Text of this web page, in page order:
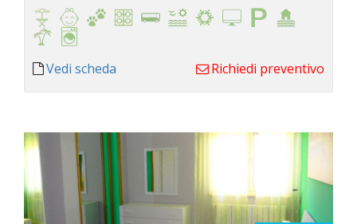
Vedi scheda Richiedi preventivo